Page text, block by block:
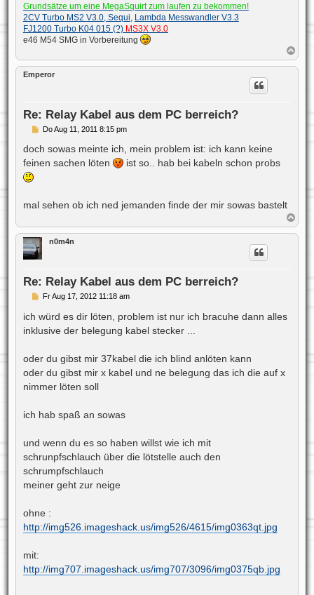
Grundsätze um eine MegaSquirt zum laufen zu bekommen!
2CV Turbo MS2 V3.0, Sequi, Lambda Messwandler V3.3
FJ1200 Turbo K04 015 (?)MS3X V3.0
e46 M54 SMG in Vorbereitung
a
c
Emperor
Re: Relay Kabel aus dem PC berreich?
B
i
r
Do Aug 11, 2011 8:15 pm
doch sowas meinte ich, mein problem ist: ich kann keine
feinen sachen löten
ist so.. hab bei kabeln schon probs
mal sehen ob ich ned jemanden finde der mir sowas bastelt
a
c
n0m4n
Re: Relay Kabel aus dem PC berreich?
B
i
r
Fr Aug 17, 2012 11:18 am
ich würd es dir löten, problem ist nur ich bracuhe dann alles
inklusive der belegung kabel stecker ...
oder du gibst mir 37kabel die ich blind anlöten kann
oder du gibst mir x kabel und ne belegung das ich die auf x
nimmer löten soll
ich hab spaß an sowas
und wenn du es so haben willst wie ich mit
schrunpfschlauch über die lötstelle auch den
schrumpfschlauch
meiner geht zur neige
ohne :
http://img526.imageshack.us/img526/4615/img0363qt.jpg
mit:
http://img707.imageshack.us/img707/3096/img0375qb.jpg